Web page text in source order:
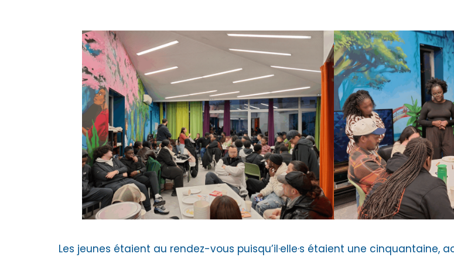
Les jeunes étaient au rendez-vous puisqu’il·elle·s étaient une cinquantaine,